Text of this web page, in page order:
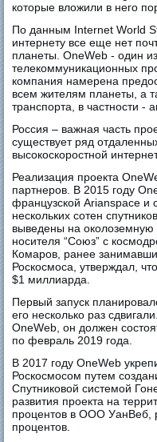
которые вложили в него
По данным Internet World
интернету все еще нет
планеты. OneWeb - один
телекоммуникационных
компания намерена
всем жителям планеты, а
транспорта, в частности -
Россия – важная часть
существует ряд
высокоскоростной
Реализация проекта
партнеров. В 2015 году
французской Arianspace и
нескольких сотен
выведены на
носителя “Союз” с
Комаров, ранее
Роскосмоса, утверждал,
$1 миллиарда.
Первый запуск
его несколько раз
OneWeb, он должен
по февраль 2019 года.
В 2017 году OneWeb
Роскосмосом путем
Спутниковой системой
развития проекта на
процентов в ООО УанВеб,
процентов.